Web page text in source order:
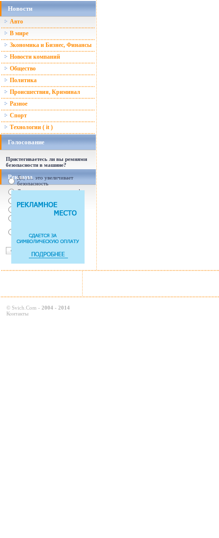
Новости
Авто
В мире
Зкономика и Бизнес, Финансы
Новости компаний
Общество
Политика
Происшествия, Криминал
Разное
Спорт
Технологии ( it )
Голосование
Пристегиваетесь ли вы ремнями
безопасности в машине?
Да, т.к. это увеличивает
безопасность
Да, т.к. увеличились штрафы
Нет, с ремнем не удобно
Нет, Я уверен в себе
пристегива
Реклама
© Svich.Com - 2004 - 2014
Контакты